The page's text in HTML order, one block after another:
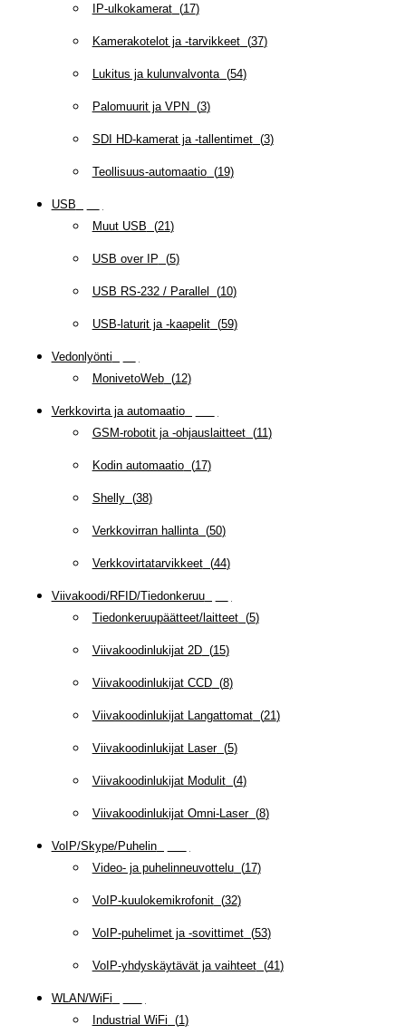
IP-ulkokamerat(17)
Kamerakotelot ja -tarvikkeet(37)
Lukitus ja kulunvalvonta(54)
Palomuurit ja VPN (3)
SDI HD-kamerat ja -tallentimet(3)
Teollisuus-automaatio(19)
USB
Muut USB (21 )
USB over IP (5)
USB RS-232 / Parallel (10)
USB-laturit ja -kaapelit(59)
Vedonlyönti
MonivetoWeb(12)
Verkkovirta ja automaatio(
GSM-robotit ja -ohjauslaitteet(11 )
Kodin automaatio(17)
Shelly(38)
Verkkovirran hallinta(50)
Verkkovirtatarvikkeet(44)
Viivakoodi/RFID/Tiedonkeruu(
Tiedonkeruupäätteet/laitteet(5)
Viivakoodinlukijat 2D(15)
Viivakoodinlukijat CCD(8)
Viivakoodinlukijat Langattomat(21 )
Viivakoodinlukijat Laser(5)
Viivakoodinlukijat Modulit(4)
Viivakoodinlukijat Omni-Laser(8)
VoIP/Skype/Puhelin(
Video- ja puhelinneuvottelu(17)
VoIP-kuulokemikrofonit(32)
VoIP-puhelimet ja -sovittimet(53)
VoIP-yhdyskäytävät ja vaihteet(41 )
WLAN/WiFi
Industrial WiFi (1 )